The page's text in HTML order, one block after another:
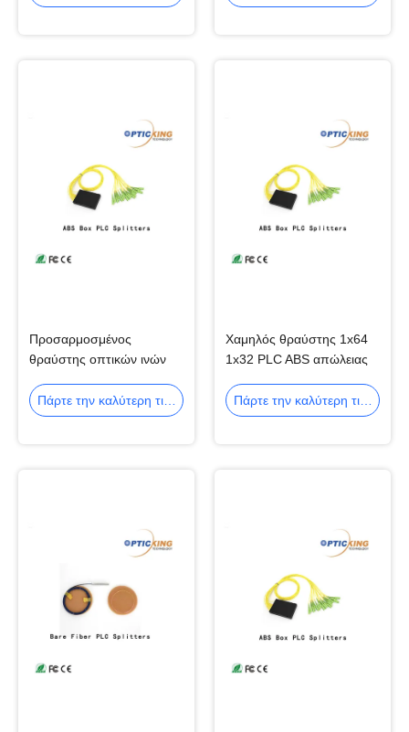
Προσαρμοσμένος
θραύστης οπτικών ινών
κιβωτίων ABS
Πάρτε την καλύτερη τιμή
Χαμηλός θραύστης 1x64
1x32 PLC ABS απώλειας
Πάρτε την καλύτερη τιμή